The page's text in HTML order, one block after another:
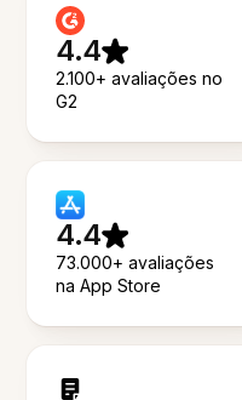
4.4
2.100+ avaliações no
G2
4.4
73.000+ avaliações
na App Store